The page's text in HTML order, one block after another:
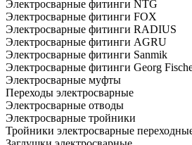
Электросварные фитинги NTG
Электросварные фитинги FOX
Электросварные фитинги RADIUS
Электросварные фитинги AGRU
Электросварные фитинги Sanmik
Электросварные фитинги Georg
Электросварные муфты
Переходы электросварные
Электросварные отводы
Электросварные тройники
Тройники электросварные